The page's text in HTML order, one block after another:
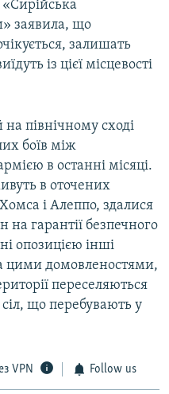
заявила, що
залишать
із цієї місцевості
північному сході
боїв між
в останні місяці.
в оточених
і Алеппо, здалися
на гарантії безпечного
опозицією інші
цими домовленостями,
переселяються
що перебувають у
VPN Follow us